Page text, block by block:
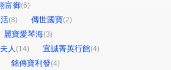
富御(6)
(8) 傳世國寶(2)
麗寶愛琴海(3)
人 (14) 宜誠菁英行館(4)
銘傳寶利發(4)